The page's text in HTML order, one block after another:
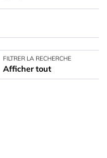
FILTRER LA RECHERCHE
Afficher tout